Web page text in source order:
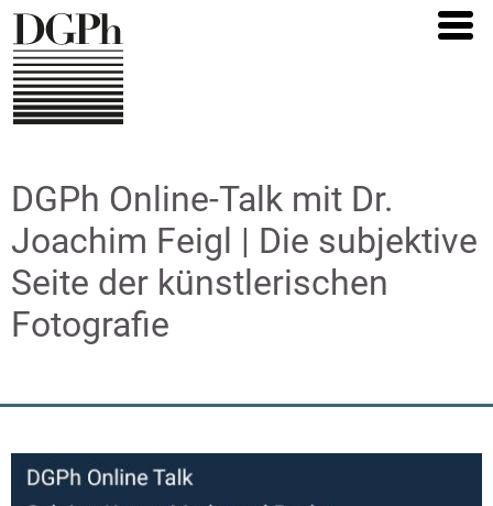
Direkt
zum
Inhalt
DGPh Online-Talk mit Dr.
Joachim Feigl | Die subjektive
Seite der künstlerischen
Fotografie